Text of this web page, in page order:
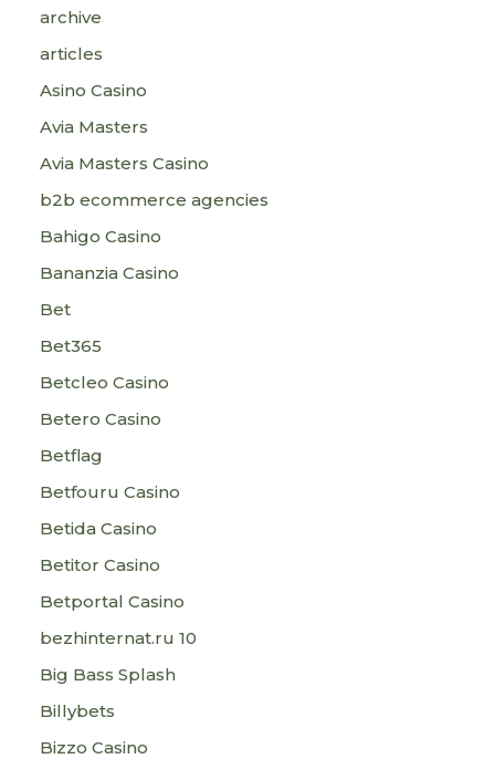
archive
articles
Asino Casino
Avia Masters
Avia Masters Casino
b2b ecommerce agencies
Bahigo Casino
Bananzia Casino
Bet
Bet365
Betcleo Casino
Betero Casino
Betflag
Betfouru Casino
Betida Casino
Betitor Casino
Betportal Casino
bezhinternat.ru 10
Big Bass Splash
Billybets
Bizzo Casino